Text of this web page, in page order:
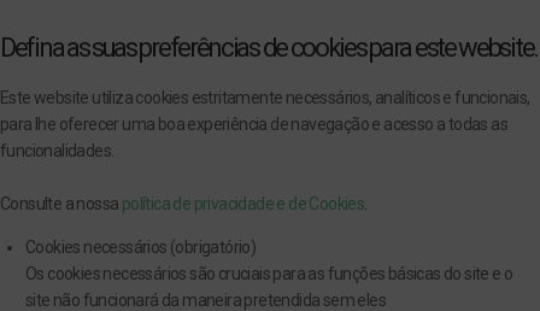
Defina as suas preferências de cookies para este website.
Este website utiliza cookies estritamente necessários, analíticos e funcionais,
para lhe oferecer uma boa experiência de navegação e acesso a todas as
funcionalidades.
Consulte a nossa política de privacidade e de Cookies
Cookies necessários (obrigatório)
Os cookies necessários são cruciais para as funções básicas do site e o
site não funcionará da maneira pretendida sem eles